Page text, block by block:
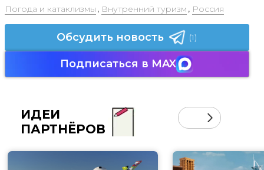
Погода и катаклизмы , Внутренний туризм , Россия
Обсудить новость (1)
Подписаться в MAX
ИДЕИ
ПАРТНЁРОВ